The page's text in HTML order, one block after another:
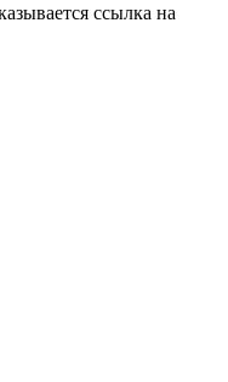
ссылка на